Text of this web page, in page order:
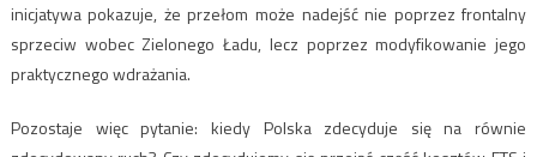
inicjatywa pokazuje, że przełom może nadejść nie poprzez frontalny
sprzeciw wobec Zielonego Ładu, lecz poprzez modyfikowanie jego
praktycznego wdrażania.
Pozostaje więc pytanie: kiedy Polska zdecyduje się na równie